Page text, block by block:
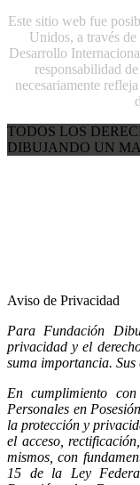
Este sitio web fue
Unidos, a través
Desarrollo
responsabilidad
necesariamente
TODOS LOS
DIBUJANDO UN
Aviso de Privacidad
Para Fundación
privacidad y el
suma importancia. Sus
En cumplimiento
Personales en
la protección y
el acceso,
mismos, con
15 de la Ley